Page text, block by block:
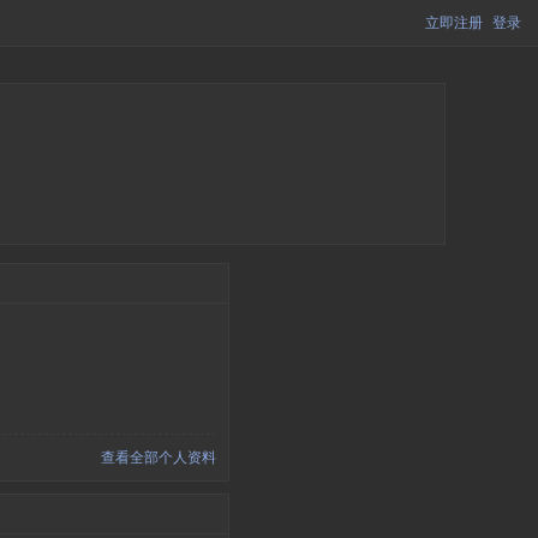
立即注册 登录
查看全部个人资料